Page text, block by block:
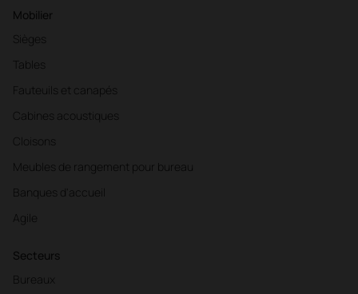
Mobilier
Sièges
Tables
Fauteuils et canapés
Cabines acoustiques
Cloisons
Meubles de rangement pour bureau
Banques d'accueil
Agile
Secteurs
Bureaux